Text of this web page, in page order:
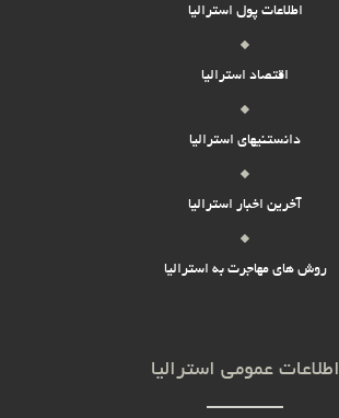
اطلاعات پول استرالیا
اقتصاد استرالیا
دانستنیهای استرالیا
آخرین اخبار استرالیا
روش های مهاجرت به استرالیا
اطلاعات عمومی استرالیا